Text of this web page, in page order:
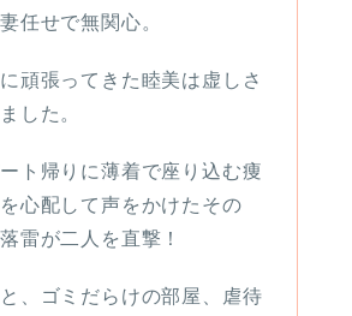
任せで無関心。
頑張ってきた睦美は虚しさ
した。
ト帰りに薄着で座り込む痩
心配して声をかけたその
雷が二人を直撃！
、ゴミだらけの部屋、虐待